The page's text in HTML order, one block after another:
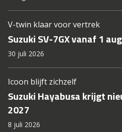
V-twin klaar voor vertrek
Suzuki SV-7GX vanaf 1
30 juli 2026
Icoon blijft zichzelf
Suzuki Hayabusa krijgt
2027
8 juli 2026